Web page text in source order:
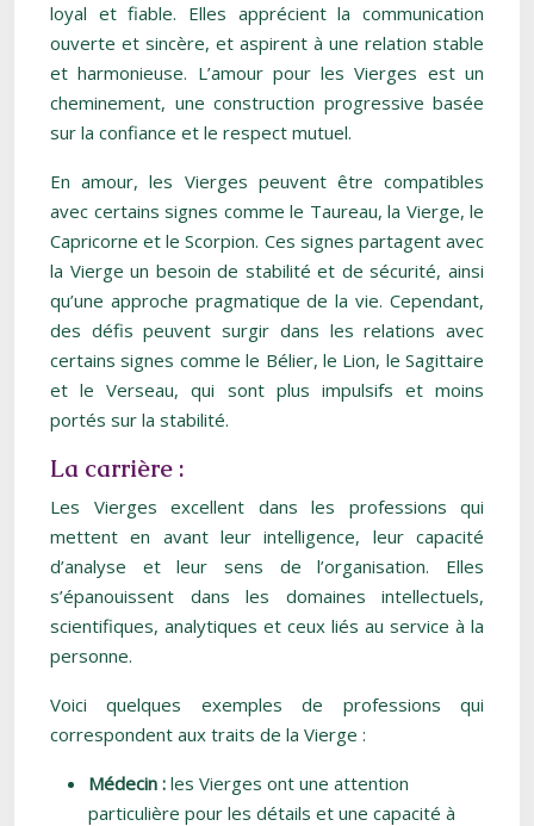
loyal et fiable. Elles apprécient la communication
ouverte et sincère, et aspirent à une relation stable
et harmonieuse. L’amour pour les Vierges est un
cheminement, une construction progressive basée
sur la confiance et le respect mutuel.
En amour, les Vierges peuvent être compatibles
avec certains signes comme le Taureau, la Vierge, le
Capricorne et le Scorpion. Ces signes partagent avec
la Vierge un besoin de stabilité et de sécurité, ainsi
qu’une approche pragmatique de la vie. Cependant,
des défis peuvent surgir dans les relations avec
certains signes comme le Bélier, le Lion, le Sagittaire
et le Verseau, qui sont plus impulsifs et moins
portés sur la stabilité.
La carrière :
Les Vierges excellent dans les professions qui
mettent en avant leur intelligence, leur capacité
d’analyse et leur sens de l’organisation. Elles
s’épanouissent dans les domaines intellectuels,
scientifiques, analytiques et ceux liés au service à la
personne.
Voici quelques exemples de professions qui
correspondent aux traits de la Vierge :
Médecin : les Vierges ont une attention
particulière pour les détails et une capacité à